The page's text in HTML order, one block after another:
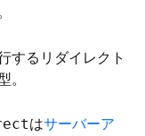
するリダイレクト
。
はサーバーア